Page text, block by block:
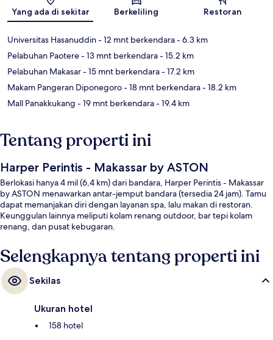
Yang ada di sekitar Berkeliling Restoran
Universitas Hasanuddin- 12 mnt berkendara- 6.3 km
Pelabuhan Paotere- 13 mnt berkendara- 15.2 km
Pelabuhan Makasar- 15 mnt berkendara- 17.2 km
Makam Pangeran Diponegoro- 18 mnt berkendara- 18.2 km
Mall Panakkukang - 19 mnt berkendara- 19.4 km
Tentang properti ini
Harper Perintis - Makassar by ASTON
Berlokasi hanya 4 mil (6,4 km) dari bandara, Harper Perintis - Makassar
by ASTON menawarkan antar-jemput bandara (tersedia 24 jam). Tamu
dapat memanjakan diri dengan layanan spa, lalu makan di restoran.
Keunggulan lainnya meliputi kolam renang outdoor, bar tepi kolam
renang, dan pusat kebugaran.
Selengkapnya tentang properti ini
Sekilas
Ukuran hotel
158 hotel